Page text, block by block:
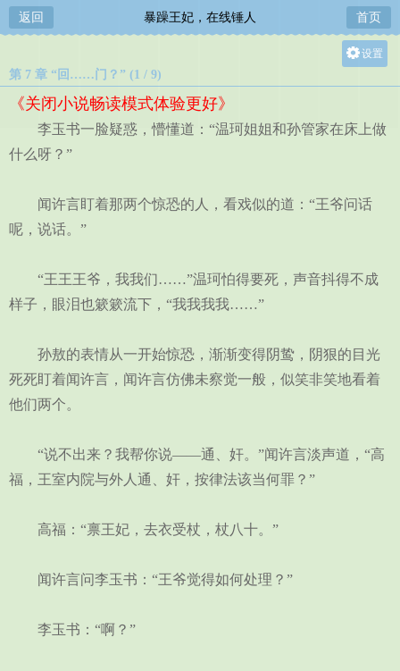
返回 暴躁王妃，在线锤人 首页
设置
中
第 7 章 “回……门？” (1 / 9)
《关闭小说畅读模式体验更好》
李玉书一脸疑惑，懵懂道：“温珂姐姐和孙管家在床上做
什么呀？”
闻许言盯着那两个惊恐的人，看戏似的道：“王爷问话
呢，说话。”
“王王王爷，我我们……”温珂怕得要死，声音抖得不成
样子，眼泪也簌簌流下，“我我我我……”
孙敖的表情从一开始惊恐，渐渐变得阴鸷，阴狠的目光
死死盯着闻许言，闻许言仿佛未察觉一般，似笑非笑地看着
他们两个。
“说不出来？我帮你说——通、奸。”闻许言淡声道，“高
福，王室内院与外人通、奸，按律法该当何罪？”
高福：“禀王妃，去衣受杖，杖八十。”
闻许言问李玉书：“王爷觉得如何处理？”
李玉书：“啊？”